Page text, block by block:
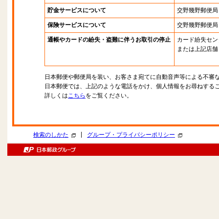
貯金サービスについて 交野幾野郵便局
保険サービスについて 交野幾野郵便局
通帳やカードの紛失・盗難に伴うお取引の停止
カード紛失セ
または上記店舗
日本郵便や郵便局を装い、お客さま宛てに自動音声等による不審
日本郵便では、上記のような電話をかけ、個人情報をお尋ねする
詳しくはこちら をご覧ください。
検索のしかた グループ・プライバシーポリシー